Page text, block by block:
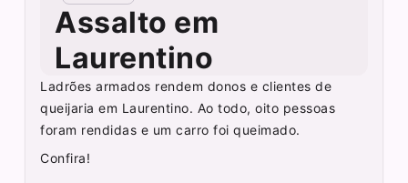
Assalto em
Laurentino
Ladrões armados rendem donos e clientes de
queijaria em Laurentino. Ao todo, oito pessoas
foram rendidas e um carro foi queimado.
Confira!